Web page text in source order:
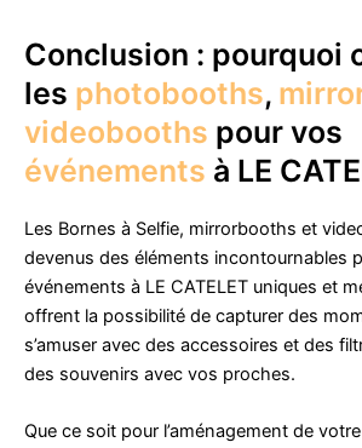
Conclusion : pourquoi
les photobooths,
videobooths pour vos
événements à LE
Les Bornes à Selfie, mirrorbooths et
devenus des éléments incontournables
événements à LE CATELET uniques et
offrent la possibilité de capturer des
s’amuser avec des accessoires et des
des souvenirs avec vos proches.
Que ce soit pour l’aménagement de